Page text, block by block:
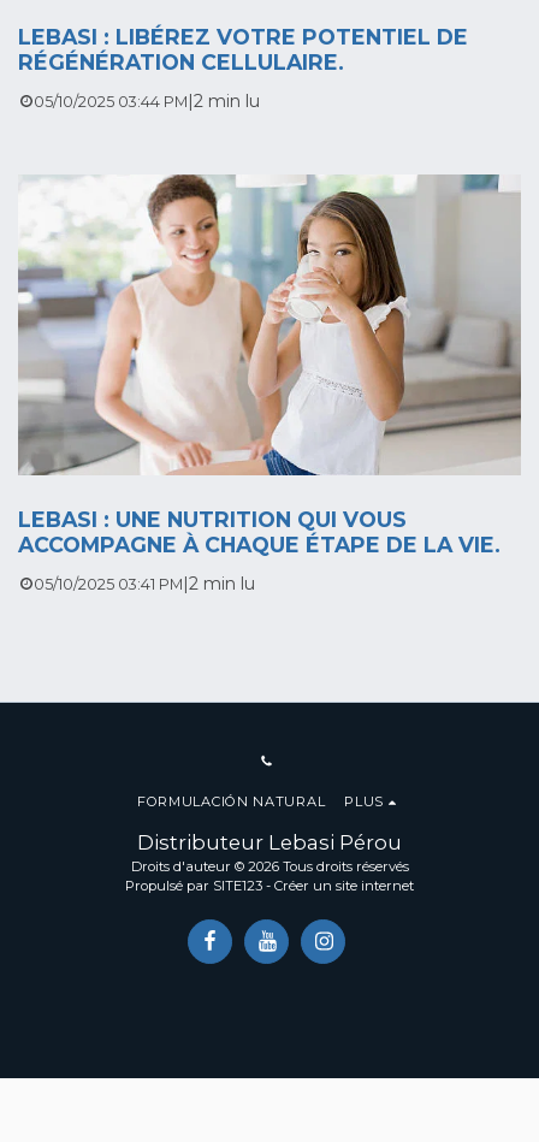
LEBASI : LIBÉREZ VOTRE POTENTIEL DE
RÉGÉNÉRATION CELLULAIRE.
05/10/2025 03:44 PM |2 min lu
LEBASI : UNE NUTRITION QUI VOUS
ACCOMPAGNE À CHAQUE ÉTAPE DE LA VIE.
05/10/2025 03:41 PM |2 min lu
Distributeur Lebasi Pérou
Droits d'auteur © 2026 Tous droits réservés
Propulsé par SITE123 - Créer un site internet
FORMULACIÓN NATURAL PLUS